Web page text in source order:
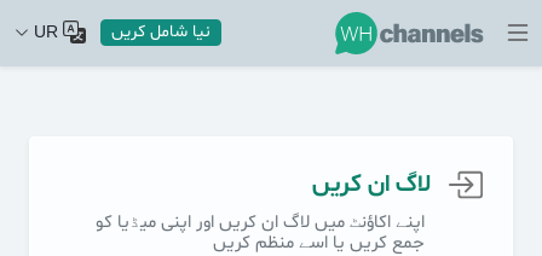
نیا شامل کریں
لاگ ان کریں
اپنے اکاؤنٹ میں لاگ ان کریں اور اپنی میڈیا کو
جمع کریں یا اسے منظم کریں